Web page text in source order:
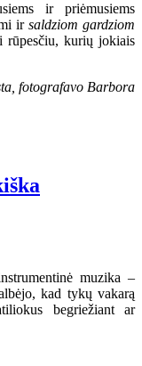
ir priėmusiems
ir saldziom gardziom
rūpesčiu, kurių jokiais
fotografavo Barbora
muzika –
kad tykų vakarą
begriežiant ar